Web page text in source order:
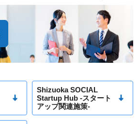
Shizuoka SOCIAL
Startup Hub -スタート
アップ関連施策-